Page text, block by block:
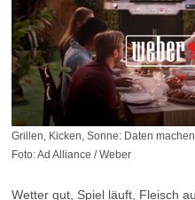
Grillen, Kicken, Sonne: Daten
Foto: Ad Alliance / Weber
Wetter gut, Spiel läuft, Fleisch